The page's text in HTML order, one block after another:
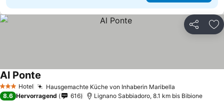
Teilen
3 SterneHotel Hausgemachte Küche von Inhaberin Maribella
Al Ponte
8.6 Hervorragend 616 Lignano Sabbiadoro, 8.1 km bis Bibione